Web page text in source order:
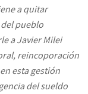
a quitar
pueblo
a Javier Milei
reincoporación
esta gestión
del sueldo